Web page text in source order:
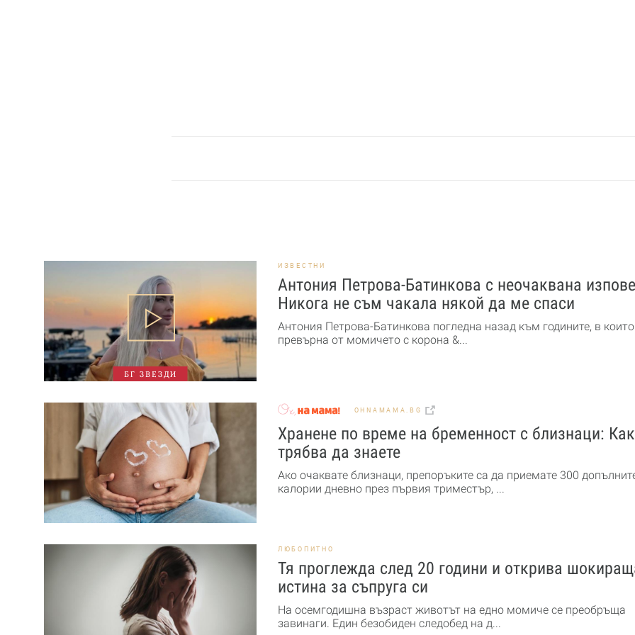
БГ ЗВЕЗДИ
ИЗВЕСТНИ
Антония Петрова-Батинкова с неочаквана
Никога не съм чакала някой да ме спаси
Антония Петрова-Батинкова погледна назад към годините, в
превърна от момичето с корона &...
OHNAMAMA.BG
Хранене по време на бременност с близнаци:
трябва да знаете
Ако очаквате близнаци, препоръките са да приемате 300
калории дневно през първия триместър, ...
ЛЮБОПИТНО
Тя проглежда след 20 години и открива
истина за съпруга си
На осемгодишна възраст животът на едно момиче се преобръща
завинаги. Един безобиден следобед на д...